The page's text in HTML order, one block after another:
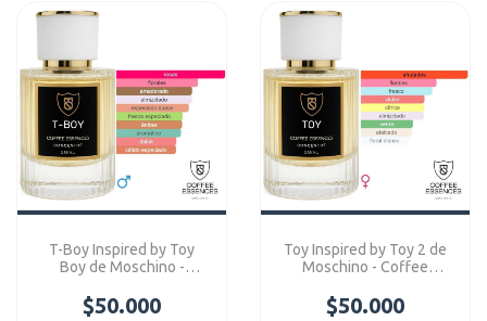
T-Boy Inspired by Toy
Boy de Moschino -
Concentre
$50.000
Toy Inspired by Toy 2 de
Moschino - Coffee
$50.000